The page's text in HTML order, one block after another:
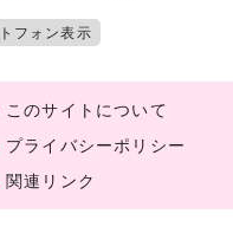
フォン表示
このサイトについて
プライバシーポリシー
関連リンク